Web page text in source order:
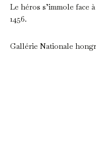
Le héros s’immole face
1456.
Gallérie Nationale